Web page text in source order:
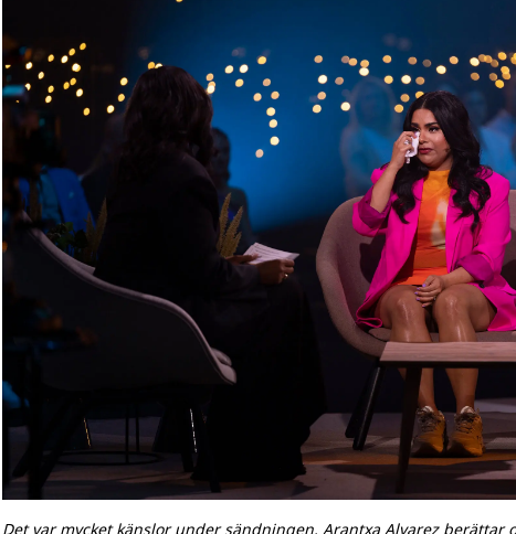
Det var mycket känslor under sändningen. Arantxa Alvarez berättar